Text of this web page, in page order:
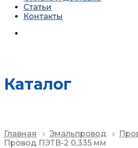
Статьи
Контакты
Каталог
Главная Эмальпровод
Провод ПЭТВ-2 0,335 мм